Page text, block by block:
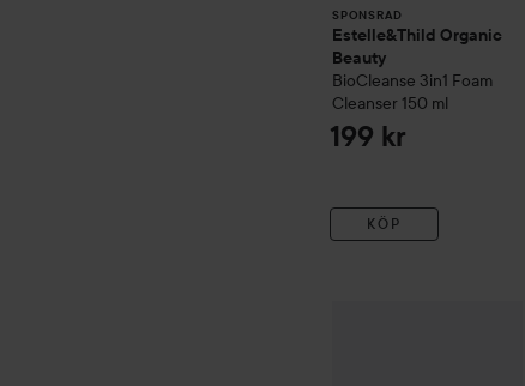
SPONSRAD
Estelle&Thild Organic
Beauty
BioCleanse 3in1 Foam
Cleanser 150 ml
199 kr
KÖP